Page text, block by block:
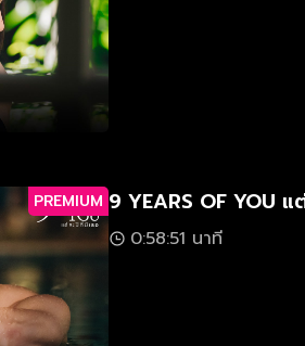
PREMIUM 9 YEARS OF YOU แ
0:58:51 นาที